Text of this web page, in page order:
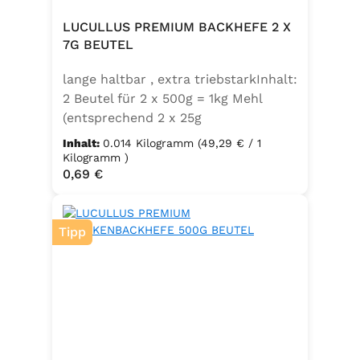
LUCULLUS PREMIUM BACKHEFE 2 X
7G BEUTEL
lange haltbar , extra triebstarkInhalt:
2 Beutel für 2 x 500g = 1kg Mehl
(entsprechend 2 x 25g
Frischhefe)Zutaten: Trockenbackhefe
, Emulgator E491 (Unter
Schutzatmosphäre verpackt)
Inhalt: 0.014 Kilogramm (49,29 € / 1
Kilogramm )
Regulärer Preis:
0,69 €
Tipp